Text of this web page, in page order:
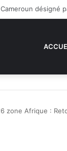
des sanctions de
zone Afrique :